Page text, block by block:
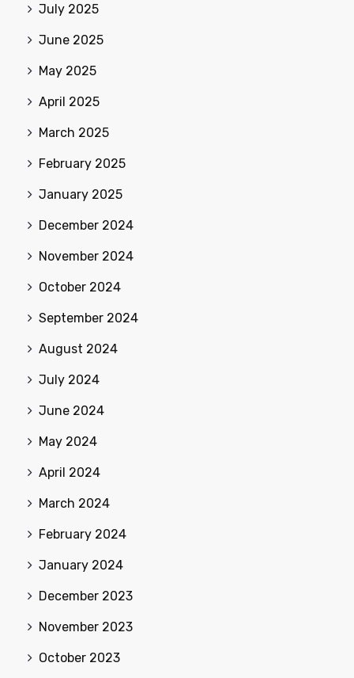
July 2025
June 2025
May 2025
April 2025
March 2025
February 2025
January 2025
December 2024
November 2024
October 2024
September 2024
August 2024
July 2024
June 2024
May 2024
April 2024
March 2024
February 2024
January 2024
December 2023
November 2023
October 2023